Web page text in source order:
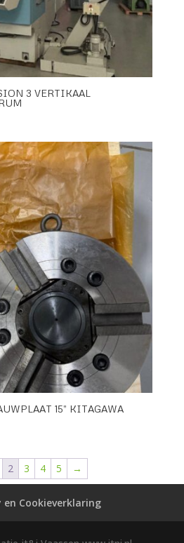
3 VERTIKAAL
15” KITAGAWA
2 3 4 5 →
en Cookieverklaring